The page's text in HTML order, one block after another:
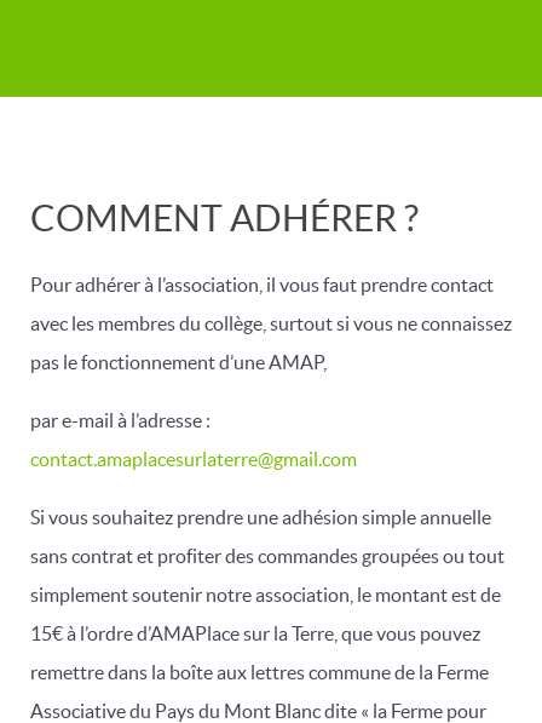
COMMENT ADHÉRER ?
Pour adhérer à l’association, il vous faut prendre contact
avec les membres du collège, surtout si vous ne connaissez
pas le fonctionnement d’une AMAP,
par e-mail à l’adresse :
contact.amaplacesurlaterre@gmail.com
Si vous souhaitez prendre une adhésion simple annuelle
sans contrat et profiter des commandes groupées ou tout
simplement soutenir notre association, le montant est de
15€ à l’ordre d’AMAPlace sur la Terre, que vous pouvez
remettre dans la boîte aux lettres commune de la Ferme
Associative du Pays du Mont Blanc dite « la Ferme pour